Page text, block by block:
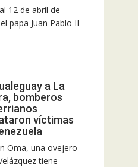
12 de abril de
papa Juan Pablo II
a La
bomberos
víctimas
Oma, una ovejero
tiene